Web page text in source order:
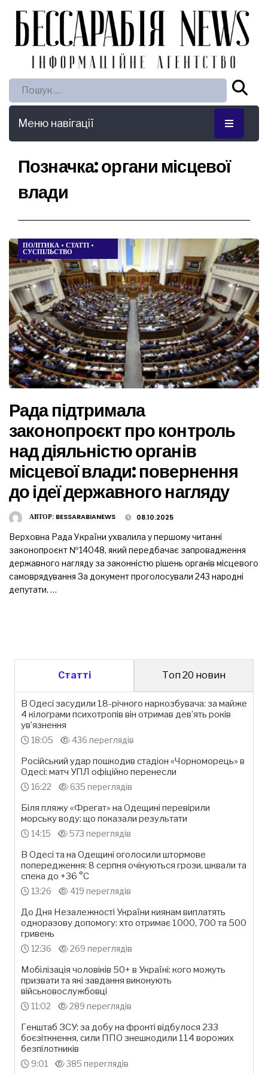
Пошук:
Меню навігації
Позначка:органи місцевої
влади
ПОЛІТИКА • СТАТТІ •
СУСПІЛЬСТВО
Рада підтримала
законопроєкт про контроль
над діяльністю органів
місцевої влади: повернення
до ідеї державного нагляду
АВТОР: BESSARABIANEWS 08.10.2025
Верховна Рада України ухвалила у першому читанні
законопроєкт №14048, який передбачає запровадження
державного нагляду за законністю рішень органів місцевого
самоврядування За документ проголосували 243 народні
депутати. …
Статті Топ 20 новин
В Одесі засудили 18-річного наркозбувача: за майже
4 кілограми психотропів він отримав дев’ять років
ув’язнення
18:05 436 переглядів
Російський удар пошкодив стадіон «Чорноморець» в
Одесі: матч УПЛ офіційно перенесли
16:22 635 переглядів
Біля пляжу «Фрегат» на Одещині перевірили
морську воду: що показали результати
14:15 573 переглядів
В Одесі та на Одещині оголосили штормове
попередження: 8 серпня очікуються грози, шквали та
спека до +36 °С
13:26 419 переглядів
До Дня Незалежності України киянам виплатять
одноразову допомогу: хто отримає 1000, 700 та 500
гривень
12:36 269 переглядів
Мобілізація чоловіків 50+ в Україні: кого можуть
призвати та які завдання виконують
військовослужбовці
11:02 289 переглядів
Генштаб ЗСУ: за добу на фронті відбулося 233
боєзіткнення, сили ППО знешкодили 114 ворожих
безпілотників
9:01 385 переглядів